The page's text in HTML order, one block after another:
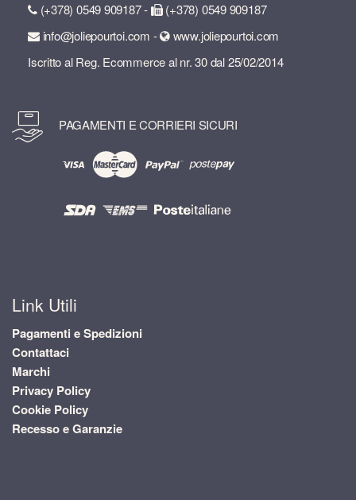
(+378) 0549 909187 -
(+378) 0549 909187
info@joliepourtoi.com -
www.joliepourtoi.com
Iscritto al Reg. Ecommerce al nr. 30 dal 25/02/2014
PAGAMENTI E CORRIERI SICURI
Link Utili
Pagamenti e Spedizioni
Contattaci
Marchi
Privacy Policy
Cookie Policy
Recesso e Garanzie